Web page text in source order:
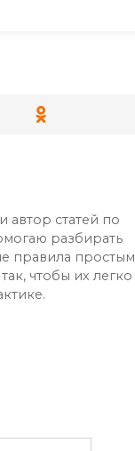
автор статей по
разбирать
правила простым
чтобы их легко